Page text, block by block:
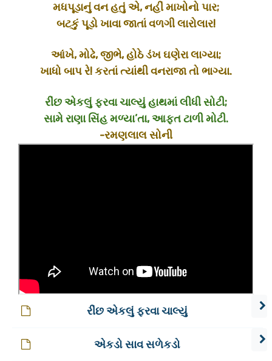
મધપૂડાનું વન હતું એ, નહીં માખોનો પાર;
બટકું પૂડો ખાવા જાતાં વળગી લારોલાર!
આંખે, મોઢે, જીભે, હોઠે ડંખ ઘણેરા લાગ્યા;
ખાધો બાપ રે! કરતાં ત્યાંથી વનરાજા તો ભાગ્યા.
રીંછ એકલું ફરવા ચાલ્યું હાથમાં લીધી સોટી;
સામે રાણા સિંહ મળ્યા’તા, આફત ટાળી મોટી.
-રમણલાલ સોની
રીંછ એકલું ફરવા ચાલ્યું
એકડો સાવ સળેકડો